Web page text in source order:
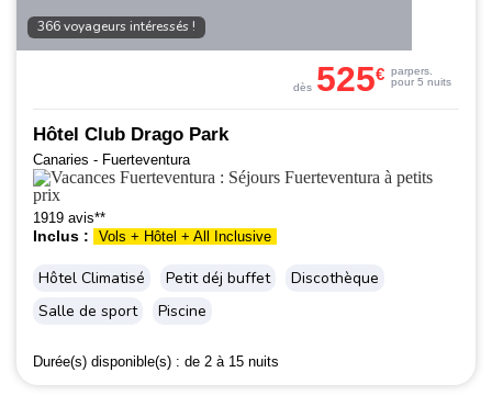
366 voyageurs intéressés !
Hôtel Club Drago Park
Canaries - Fuerteventura
1919 avis**
Inclus : Vols + Hôtel + All Inclusive
Hôtel Climatisé Petit déj buffet
Discothèque
Salle de sport
Piscine
Durée(s) disponible(s) : de 2 à 15 nuits
dès 525€ parpers.
pour 5 nuits